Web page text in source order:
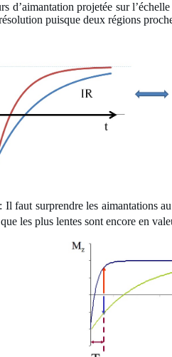
d’aimantation projetée sur
puisque deux régions
Il faut surprendre les aimantations
les plus lentes sont encore en